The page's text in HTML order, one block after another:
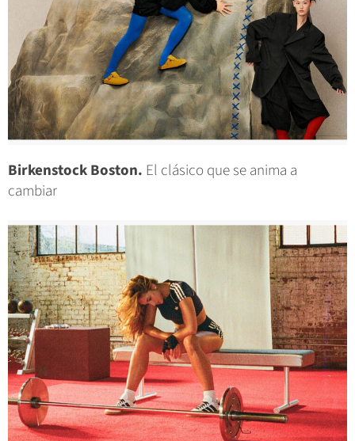
Birkenstock Boston. El clásico que se anima a
cambiar